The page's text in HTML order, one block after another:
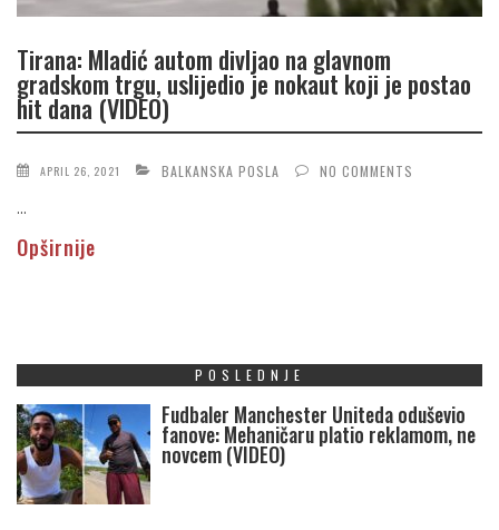
Tirana: Mladić autom divljao na glavnom
gradskom trgu, uslijedio je nokaut koji je postao
hit dana (VIDEO)
APRIL 26, 2021 BALKANSKA POSLA NO COMMENTS
...
Opširnije
POSLEDNJE
Fudbaler Manchester Uniteda oduševio
fanove: Mehaničaru platio reklamom, ne
novcem (VIDEO)